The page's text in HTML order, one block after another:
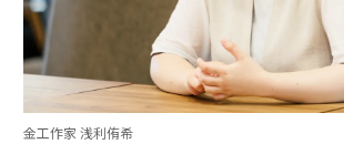
金工作家 浅利侑希